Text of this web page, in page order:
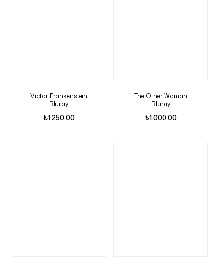
Victor Frankenstein
Bluray
₺1.250,00
The Other Woman
Bluray
₺1.000,00